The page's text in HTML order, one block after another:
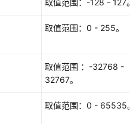
取值范围：-128 - 127。
取值范围：0 - 255。
取值范围 ：-32768 -
32767。
取值范围：0 - 65535。